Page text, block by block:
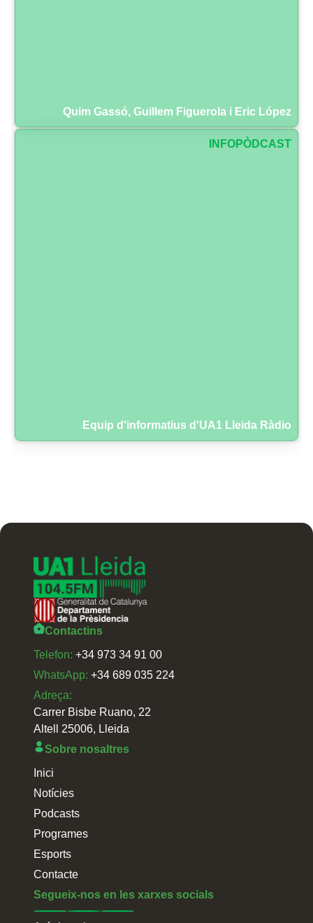
Quim Gassó, Guillem Figuerola i Eric López
INFOPÒDCAST
Equip d'informatius d'UA1 Lleida Ràdio
Contactins
Telefon: +34 973 34 91 00
WhatsApp: +34 689 035 224
Adreça:
Carrer Bisbe Ruano, 22
Altell 25006, Lleida
Sobre nosaltres
Inici
Notícies
Podcasts
Programes
Esports
Contacte
Segueix-nos en les xarxes socials